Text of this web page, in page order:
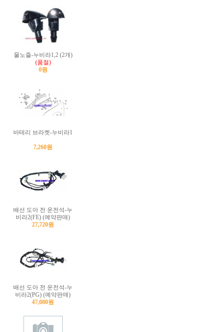
물노즐-누비라1,2 (2개)
(품절)
0원
바테리 브라켓-누비라1
7,260원
배선 도아 전 운전석-누
비라2(FE) (예약판매)
27,720원
배선 도아 전 운전석-누
비라2(PG) (예약판매)
47,080원